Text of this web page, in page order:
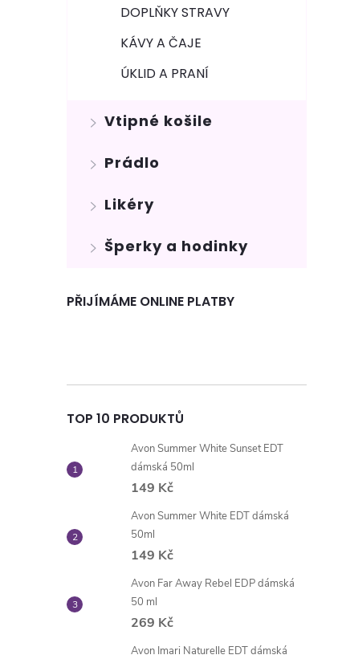
DOPLŇKY STRAVY
KÁVY A ČAJE
ÚKLID A PRANÍ
Vtipné košile
Prádlo
Likéry
Šperky a hodinky
PŘIJÍMÁME ONLINE PLATBY
TOP 10 PRODUKTŮ
Avon Summer White Sunset EDT
dámská 50ml
149 Kč
Avon Summer White EDT dámská
50ml
149 Kč
Avon Far Away Rebel EDP dámská
50 ml
269 Kč
Avon Imari Naturelle EDT dámská